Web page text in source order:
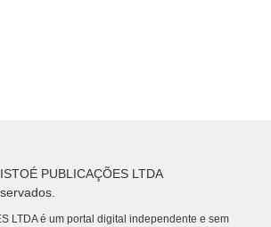
PUBLICAÇÕES LTDA
LTDA é um portal digital independente e sem